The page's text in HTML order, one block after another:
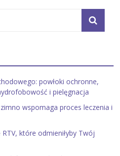
powłoki ochronne,
i pielęgnacja
wspomaga proces leczenia i
które odmieniłyby Twój